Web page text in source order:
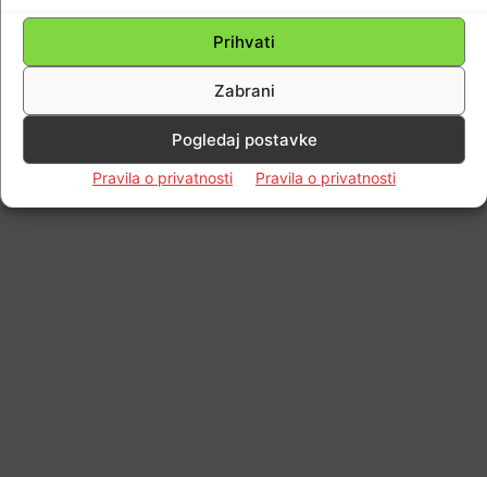
Prihvati
Zabrani
Pogledaj postavke
Pravila o privatnosti Pravila o privatnosti
© Newspaper WordPress Theme by TagDiv